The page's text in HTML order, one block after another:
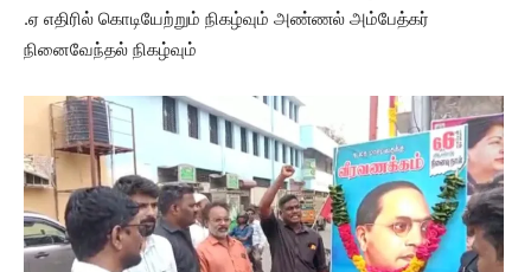
.ஏ எதிரில் கொடியேற்றும் நிகழ்வும் அண்ணல் அம்பேத்கர்
நினைவேந்தல் நிகழ்வும்